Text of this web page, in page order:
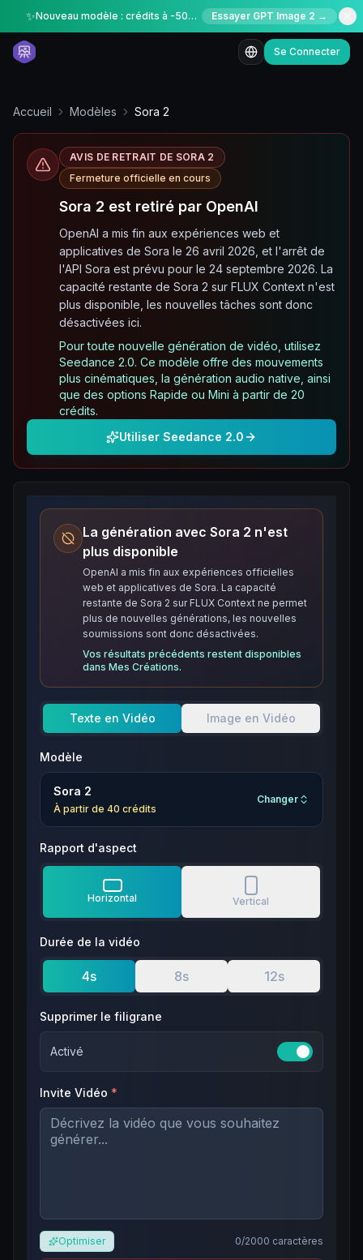
✨ Nouveau modèle : crédits à -50% pour une durée limitée Essayer GPT Image 2 →
Se Connecter
Accueil Modèles Sora 2
AVIS DE RETRAIT DE SORA 2
Fermeture officielle en cours
Sora 2 est retiré par OpenAI
OpenAI a mis fin aux expériences web et
applicatives de Sora le 26 avril 2026, et l'arrêt de
l'API Sora est prévu pour le 24 septembre 2026. La
capacité restante de Sora 2 sur FLUX Context n'est
plus disponible, les nouvelles tâches sont donc
désactivées ici.
Pour toute nouvelle génération de vidéo, utilisez
Seedance 2.0. Ce modèle offre des mouvements
plus cinématiques, la génération audio native, ainsi
que des options Rapide ou Mini à partir de 20
crédits.
Utiliser Seedance 2.0
La génération avec Sora 2 n'est
plus disponible
OpenAI a mis fin aux expériences officielles
web et applicatives de Sora. La capacité
restante de Sora 2 sur FLUX Context ne permet
plus de nouvelles générations, les nouvelles
soumissions sont donc désactivées.
Vos résultats précédents restent disponibles
dans Mes Créations.
Texte en Vidéo Image en Vidéo
Modèle
Sora 2
À partir de 40 crédits
Changer
Rapport d'aspect
Horizontal Vertical
Durée de la vidéo
4s 8s 12s
Supprimer le filigrane
Activé
Invite Vidéo *
Optimiser 0/2000 caractères